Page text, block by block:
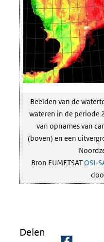
Beelden van de
wateren in de periode
van opnames van
(boven) en een
Bron EUMETSATOSI-
Delen